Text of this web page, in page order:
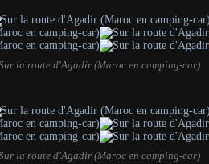
la route d'Agadir (Maroc en camping-car)
la route d'Agadir (Maroc en camping-car)